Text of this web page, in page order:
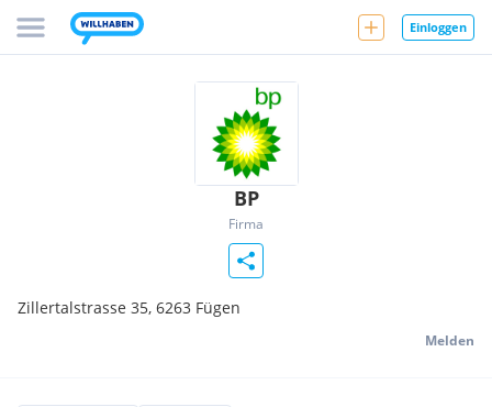
Einloggen
BP
Firma
Zillertalstrasse 35, 6263 Fügen
Melden